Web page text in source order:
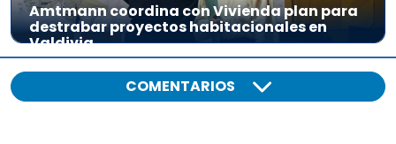
Amtmann coordina con Vivienda plan para
destrabar proyectos habitacionales en
Valdivia
COMENTARIOS